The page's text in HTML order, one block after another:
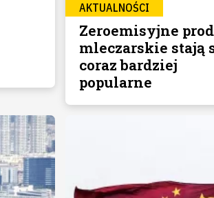
AKTUALNOŚCI
Zeroemisyjne
mleczarskie stają
coraz bardziej
popularne